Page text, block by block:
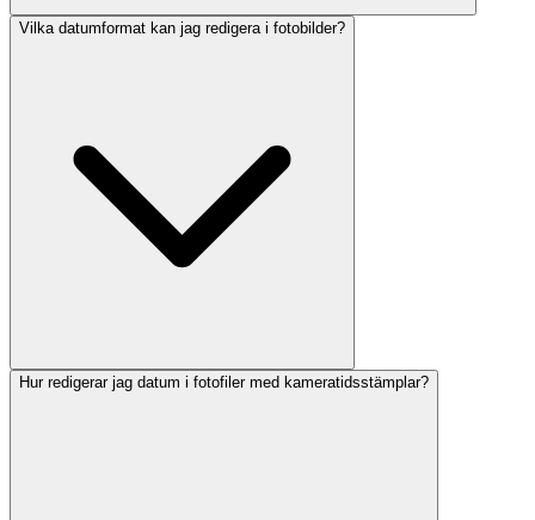
Vilka datumformat kan jag redigera i fotobilder?
Hur redigerar jag datum i fotofiler med kameratidsstämplar?